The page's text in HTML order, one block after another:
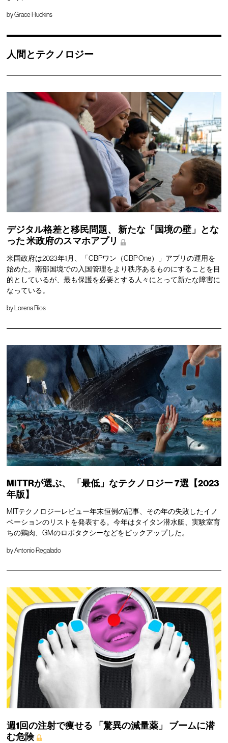
byGrace Huckins
人間とテクノロジー
デジタル格差と移民問題、
新たな「国境の壁」とな
った米政府のスマホアプリ
米国政府は2023年1月、「CBPワン（CBP One）」アプリの運用を
始めた。南部国境での入国管理をより秩序あるものにすることを目
的としているが、最も保護を必要とする人々にとって新たな障害に
なっている。
by Lorena Rios
MITTRが選ぶ、 「最低」なテクノロジー7選【2023
年版】
MITテクノロジーレビュー年末恒例の記事、その年の失敗したイノ
ベーションのリストを発表する。今年はタイタン潜水艇、実験室育
ちの鶏肉、GMのロボタクシーなどをピックアップした。
byAntonio Regalado
週1回の注射で痩せる 「驚異の減量薬」
ブームに潜
む危険